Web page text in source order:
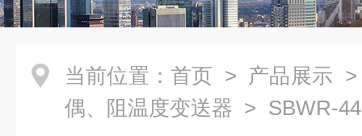
当前位置： 首页 > 产品展示
偶、阻温度变送器 > SBWR-